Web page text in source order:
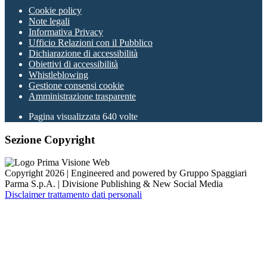
Cookie policy
Note legali
Informativa Privacy
Ufficio Relazioni con il Pubblico
Dichiarazione di accessibilità
Obiettivi di accessibilità
Whistleblowing
Gestione consensi cookie
Amministrazione trasparente
Pagina visualizzata 640 volte
Sezione Copyright
Copyright 2026 | Engineered and powered by Gruppo Spaggiari
Parma S.p.A. | Divisione Publishing & New Social Media
Disclaimer trattamento dati personali